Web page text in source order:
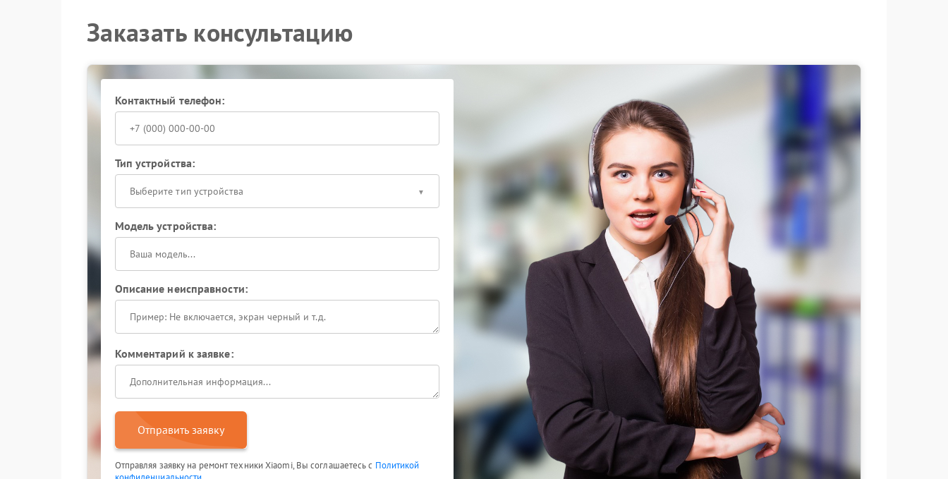
Заказать консультацию
Контактный телефон:
Тип устройства:
Выберите тип устройства
Модель устройства:
Описание неисправности:
Комментарий к заявке:
Отправить заявку
Отправляя заявку на ремонт техники Xiaomi, Вы соглашаетесь с Политикой